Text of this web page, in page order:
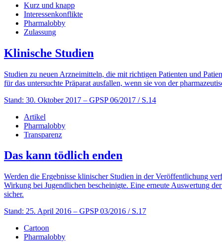
Kurz und knapp
Interessenkonflikte
Pharmalobby
Zulassung
Klinische Studien
Studien zu neuen Arzneimitteln, die mit richtigen Patienten und
für das untersuchte Präparat ausfallen, wenn sie von der
Stand: 30. Oktober 2017 – GPSP 06/2017 / S.14
Artikel
Pharmalobby
Transparenz
Das kann tödlich enden
Werden die Ergebnisse klinischer Studien in der Veröffentlichung
Wirkung bei Jugendlichen bescheinigte. Eine erneute Auswertung
sicher.
Stand: 25. April 2016 – GPSP 03/2016 / S.17
Cartoon
Pharmalobby